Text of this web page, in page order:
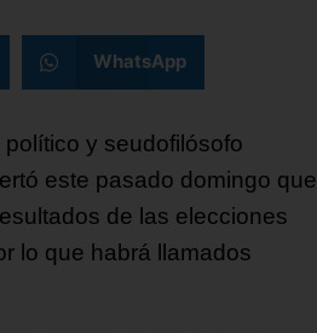
WhatsApp
y seudofilósofo
este pasado domingo que
de las elecciones
lo que habrá llamados